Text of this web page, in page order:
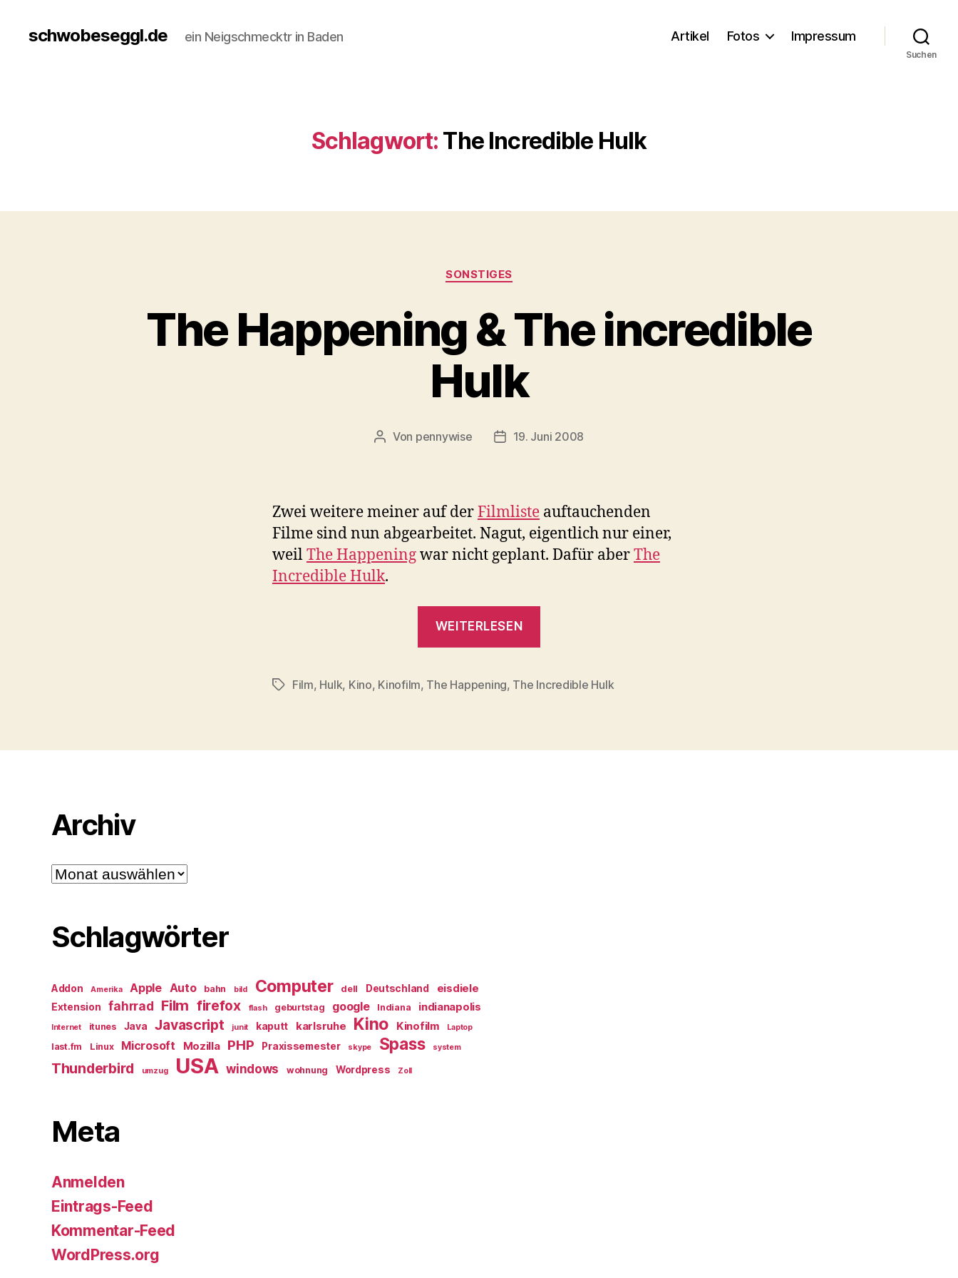
schwobeseggl.de ein Neigschmecktr in Baden Artikel Fotos Impressum
Suchen
Schlagwort: The Incredible Hulk
Kategorien
SONSTIGES
The Happening & The incredible
Hulk
Beitragsautor
Von pennywise Veröffentlichungsdatum
19. Juni 2008
Zwei weitere meiner auf derFilmliste auftauchenden
Filme sind nun abgearbeitet. Nagut, eigentlich nur einer,
weilThe Happeningwar nicht geplant. Dafür aberThe
Incredible Hulk.
WEITERLESEN
The
Schlagwörter
Film, Hulk, Kino, Kinofilm, The Happening, The Incredible Hulk
Archiv
Archiv
Schlagwörter
Addon Amerika Apple Auto bahn bild Computer dell Deutschland eisdiele
Extension fahrrad Film firefox flash geburtstag google Indiana indianapolis
Internet itunes Java Javascript junit kaputt karlsruhe Kino Kinofilm Laptop
last.fm Linux Microsoft Mozilla PHP Praxissemester skype Spass system
Thunderbird umzug USA windows wohnung Wordpress Zoll
Meta
Anmelden
Eintrags-Feed
Kommentar-Feed
WordPress.org